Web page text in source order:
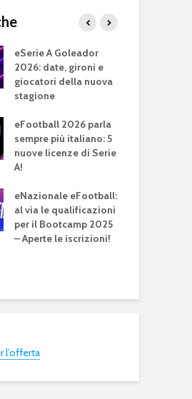
eSerie A Goleador
2026: date, gironi e
giocatori della nuova
stagione
eFootball 2026 parla
sempre più italiano: 5
nuove licenze di Serie
A!
eNazionale eFootball:
al via le qualificazioni
per il Bootcamp 2025
– Aperte le iscrizioni!
l’offerta